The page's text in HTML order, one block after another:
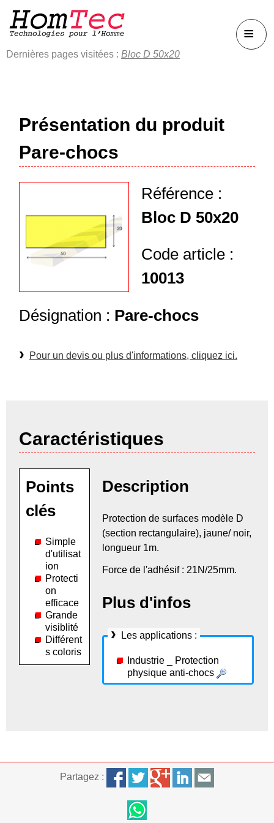
≡
Dernières pages visitées : Bloc D 50x20
Présentation du produit
Pare-chocs
Référence :
Bloc D 50x20
Code article :
10013
Désignation : Pare-chocs
Pour un devis ou plus d'informations, cliquez ici.
Caractéristiques
Points
clés
Simple
d'utilisat
ion
Protecti
on
efficace
Grande
visiblité
Différent
s coloris
Description
Protection de surfaces modèle D
(section rectangulaire), jaune/ noir,
longueur 1m.
Force de l'adhésif : 21N/25mm.
Plus d'infos
Les applications :
Industrie _ Protection
physique anti-chocs
Partagez :